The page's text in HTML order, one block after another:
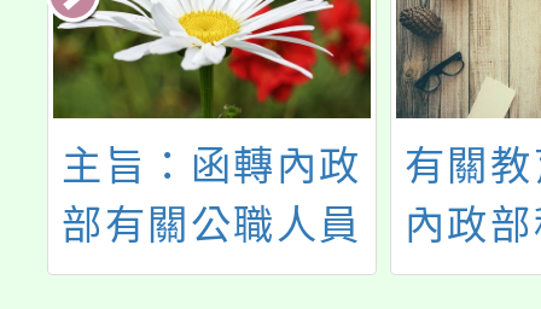
有關教育部函轉
內政部移民署建
置7國語言之新
電子
外觀